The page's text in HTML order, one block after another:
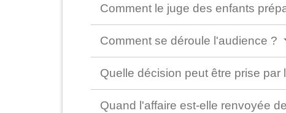
Comment le juge des enfants
Comment se déroule l'audience ?
Quelle décision peut être prise par
Quand l'affaire est-elle renvoyée